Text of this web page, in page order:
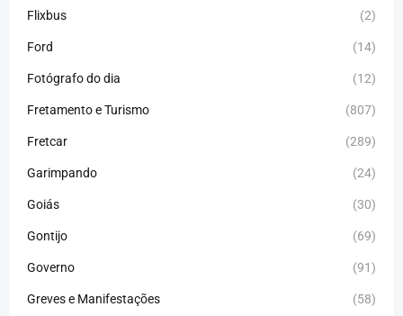
Flixbus (2)
Ford (14)
Fotógrafo do dia (12)
Fretamento e Turismo (807)
Fretcar (289)
Garimpando (24)
Goiás (30)
Gontijo (69)
Governo (91)
Greves e Manifestações (58)